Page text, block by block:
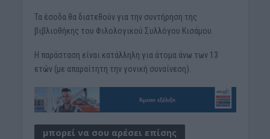
Τα έσοδα θα διατεθούν για την συντήρηση της
βιβλιοθήκης του Φιλολογικού Συλλόγου Κισάμου.
Η παράσταση είναι κατάλληλη για άτομα άνω των 13
ετών (με απαραίτητη την γονική συναίνεση).
μπορεί να σου αρέσει επίσης